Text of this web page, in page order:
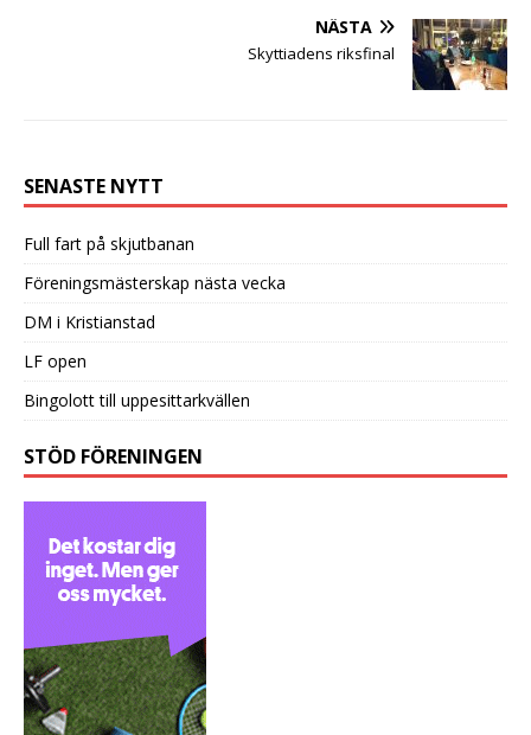
NÄSTA
Skyttiadens riksfinal
SENASTE NYTT
Full fart på skjutbanan
Föreningsmästerskap nästa vecka
DM i Kristianstad
LF open
Bingolott till uppesittarkvällen
STÖD FÖRENINGEN